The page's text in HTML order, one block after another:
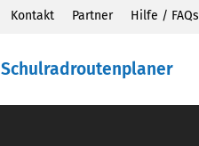
Kontakt Partner Hilfe / FAQs
Schulradroutenplaner